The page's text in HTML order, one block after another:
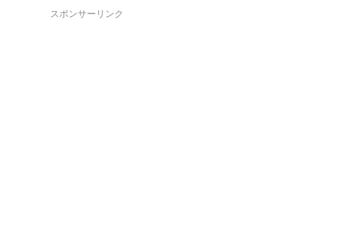
スポンサーリンク